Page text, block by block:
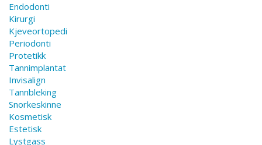
Endodonti
Kirurgi
Kjeveortopedi
Periodonti
Protetikk
Tannimplantat
Invisalign
Tannbleking
Snorkeskinne
Kosmetisk
Estetisk
Lystgass